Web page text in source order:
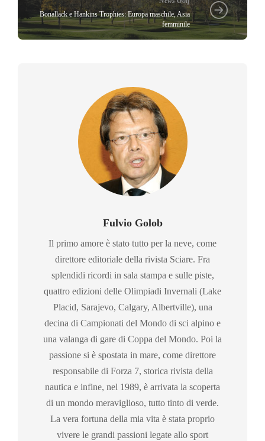
Bonallack e Hankins Trophies: Europa maschile, Asia
femminile
Fulvio Golob
Il primo amore è stato tutto per la neve, come
direttore editoriale della rivista Sciare. Fra
splendidi ricordi in sala stampa e sulle piste,
quattro edizioni delle Olimpiadi Invernali (Lake
Placid, Sarajevo, Calgary, Albertville), una
decina di Campionati del Mondo di sci alpino e
una valanga di gare di Coppa del Mondo. Poi la
passione si è spostata in mare, come direttore
responsabile di Forza 7, storica rivista della
nautica e infine, nel 1989, è arrivata la scoperta
di un mondo meraviglioso, tutto tinto di verde.
La vera fortuna della mia vita è stata proprio
vivere le grandi passioni legate allo sport